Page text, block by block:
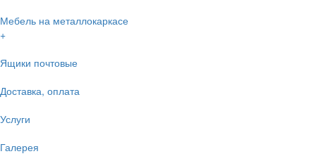
Мебель на металлокаркасе
+
Ящики почтовые
Доставка, оплата
Услуги
Галерея